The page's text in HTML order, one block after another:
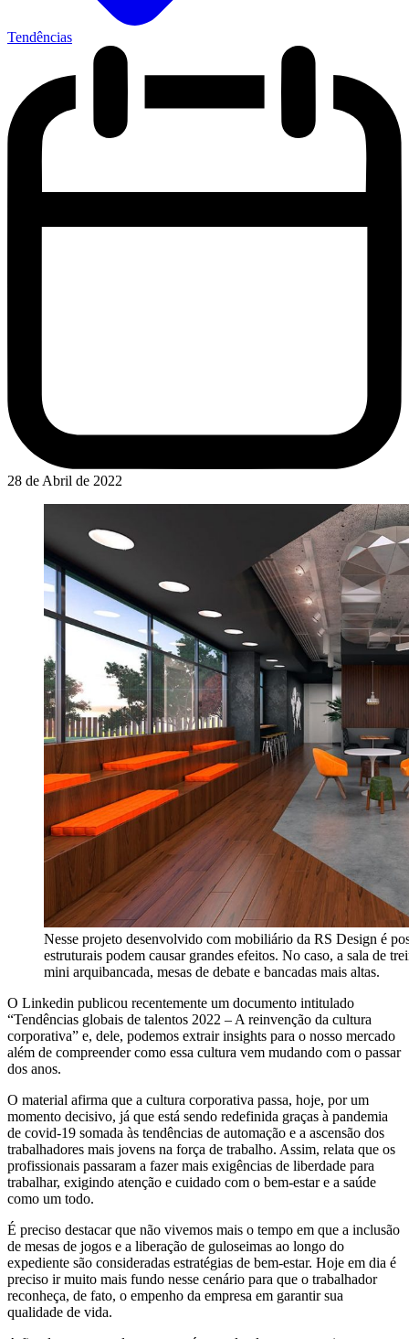
Tendências
28 de Abril de 2022
Nesse projeto desenvolvido com mobiliário da RS Design é
estruturais podem causar grandes efeitos. No caso, a sala de
mini arquibancada, mesas de debate e bancadas mais altas.
O Linkedin publicou recentemente um documento intitulado
“Tendências globais de talentos 2022 – A reinvenção da cultura
corporativa” e, dele, podemos extrair insights para o nosso mercado
além de compreender como essa cultura vem mudando com o passar
dos anos.
O material afirma que a cultura corporativa passa, hoje, por um
momento decisivo, já que está sendo redefinida graças à pandemia
de covid-19 somada às tendências de automação e a ascensão dos
trabalhadores mais jovens na força de trabalho. Assim, relata que os
profissionais passaram a fazer mais exigências de liberdade para
trabalhar, exigindo atenção e cuidado com o bem-estar e a saúde
como um todo.
É preciso destacar que não vivemos mais o tempo em que a inclusão
de mesas de jogos e a liberação de guloseimas ao longo do
expediente são consideradas estratégias de bem-estar. Hoje em dia é
preciso ir muito mais fundo nesse cenário para que o trabalhador
reconheça, de fato, o empenho da empresa em garantir sua
qualidade de vida.